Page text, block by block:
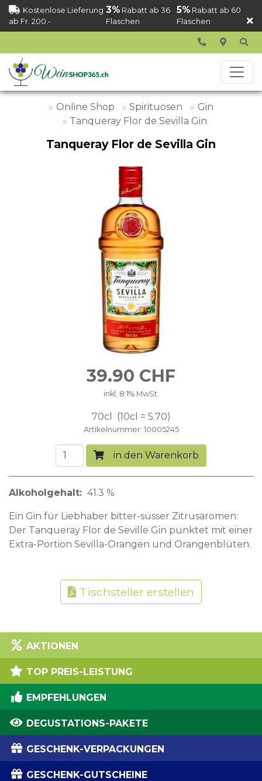
Kostenlose Lieferung
ab Fr. 200.-
3% Rabatt ab 36
Flaschen
5%Rabatt ab 60
Flaschen
Online Shop Spirituosen
Gin
Tanqueray Flor de Sevilla Gin
Tanqueray Flor de Sevilla Gin
39.90 CHF
inkl. 8.1% MwSt.
70cl 10cl = 5.70
Artikelnummer 10005245
in den Warenkorb
Alkoholgehalt 41.3 %
Ein Gin für Liebhaber bitter-süsser Zitrusaromen:
Der Tanqueray Flor de Seville Gin punktet mit einer
Extra-Portion Sevilla-Orangen und Orangenblüten.
Tischsteller erstellen
AKTIONEN
TOP PREIS-LEISTUNG
EMPFEHLUNGEN
DEGUSTATIONS-PAKETE
GESCHENK-VERPACKUNGEN
GESCHENK-GUTSCHEINE